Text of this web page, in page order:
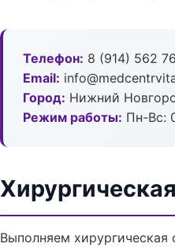
Телефон: 8 (914) 562
Email:
Город: Нижний
Режим работы: Пн-Вс:
Выполняем хирургическая